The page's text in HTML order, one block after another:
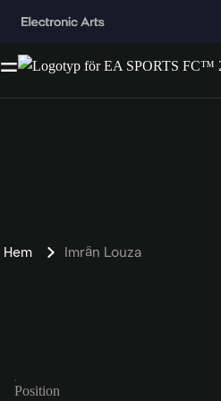
Hem Imrân Louza
Position